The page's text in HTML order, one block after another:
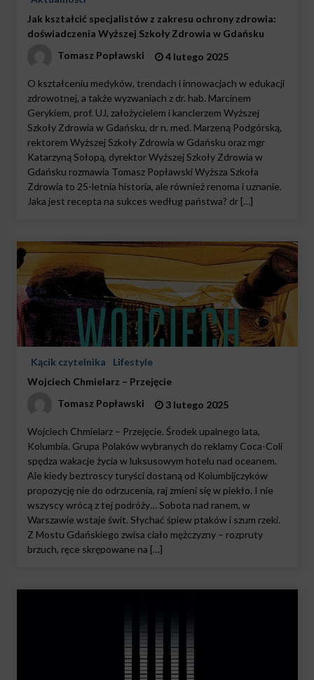
Jak kształcić specjalistów z zakresu ochrony zdrowia:
doświadczenia Wyższej Szkoły Zdrowia w Gdańsku
Tomasz Popławski
4 lutego 2025
O kształceniu medyków, trendach i innowacjach w edukacji
zdrowotnej, a także wyzwaniach z dr. hab. Marcinem
Gerykiem, prof. UJ, założycielem i kanclerzem Wyższej
Szkoły Zdrowia w Gdańsku, dr n. med. Marzeną Podgórską,
rektorem Wyższej Szkoły Zdrowia w Gdańsku oraz mgr
Katarzyną Sołopą, dyrektor Wyższej Szkoły Zdrowia w
Gdańsku rozmawia Tomasz Popławski Wyższa Szkoła
Zdrowia to 25-letnia historia, ale również renoma i uznanie.
Jaka jest recepta na sukces według państwa? dr […]
Kącik czytelnika
Lifestyle
Wojciech Chmielarz – Przejęcie
Tomasz Popławski
3 lutego 2025
Wojciech Chmielarz – Przejęcie. Środek upalnego lata,
Kolumbia. Grupa Polaków wybranych do reklamy Coca-Coli
spędza wakacje życia w luksusowym hotelu nad oceanem.
Ale kiedy beztroscy turyści dostaną od Kolumbijczyków
propozycję nie do odrzucenia, raj zmieni się w piekło. I nie
wszyscy wrócą z tej podróży… Sobota nad ranem, w
Warszawie wstaje świt. Słychać śpiew ptaków i szum rzeki.
Z Mostu Gdańskiego zwisa ciało mężczyzny – rozpruty
brzuch, ręce skrępowane na […]